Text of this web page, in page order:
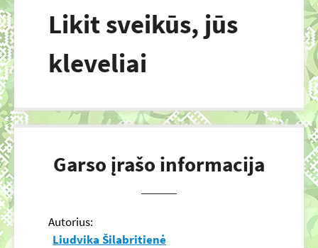
Likit sveikūs, jūs
kleveliai
Garso įrašo informacija
Autorius:
Liudvika Šilabritienė